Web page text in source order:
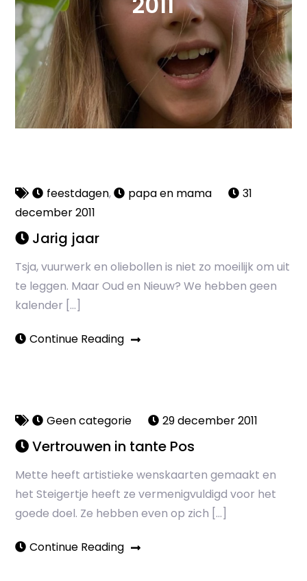
feestdagen, papa en mama
31
december 2011
Jarig jaar
Tsja, vuurwerk en oliebollen is niet zo moeilijk om uit
te leggen. Maar Oud en Nieuw? We hebben geen
kalender […]
Continue Reading
Geen categorie 29 december 2011
Vertrouwen in tante Pos
Mette heeft artistieke wenskaarten gemaakt en
het Steigertje heeft ze vermenigvuldigd voor het
goede doel. Ze hebben even op zich […]
Continue Reading